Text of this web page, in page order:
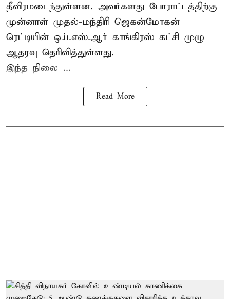
தீவிரமடைந்துள்ளன. அவர்களது போராட்டத்திற்கு
முன்னாள் முதல்-மந்திரி ஜெகன்மோகன்
ரெட்டியின் ஒய்.எஸ்.ஆர் காங்கிரஸ் கட்சி முழு
ஆதரவு தெரிவித்துள்ளது.
இந்த நிலை ...
Read More